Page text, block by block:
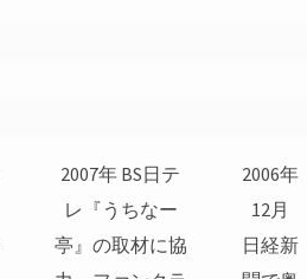
2007年 BS日テ
レ『うちなー
亭』の取材に協
2006年
12月
日経新